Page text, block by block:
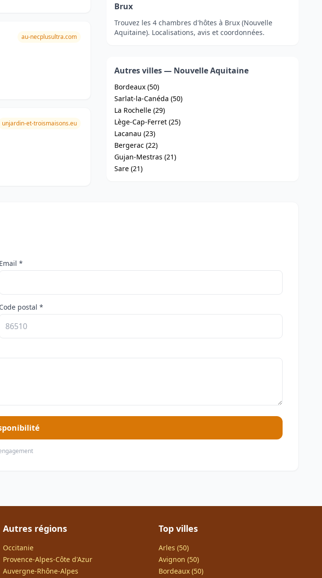
au-necplusultra.com
unjardin-et-troismaisons.eu
Brux
Trouvez les 4 chambres d'hôtes à Brux (Nouvelle
Aquitaine). Localisations, avis et coordonnées.
Autres villes — Nouvelle Aquitaine
Bordeaux (50)
Sarlat-la-Canéda (50)
La Rochelle (29)
Lège-Cap-Ferret (25)
Lacanau (23)
Bergerac (22)
Gujan-Mestras (21)
Sare (21)
Email *
Code postal *
Autres régions
Occitanie
Provence-Alpes-Côte d'Azur
Auvergne-Rhône-Alpes
Top villes
Arles (50)
Avignon (50)
Bordeaux (50)